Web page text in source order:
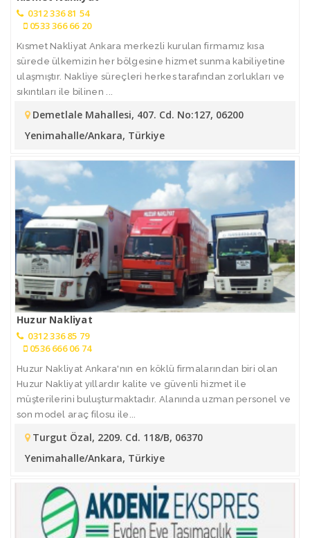
0312 336 81 54
0533 366 66 20
Kısmet Nakliyat Ankara merkezli kurulan firmamız kısa
sürede ülkemizin her bölgesine hizmet sunma kabiliyetine
ulaşmıştır. Nakliye süreçleri herkes tarafından zorlukları ve
sıkıntıları ile bilinen ...
Demetlale Mahallesi, 407. Cd. No:127, 06200
Yenimahalle/Ankara, Türkiye
Huzur Nakliyat
0312 336 85 79
0536 666 06 74
Huzur Nakliyat Ankara'nın en köklü firmalarından biri olan
Huzur Nakliyat yıllardır kalite ve güvenli hizmet ile
müşterilerini buluşturmaktadır. Alanında uzman personel ve
son model araç filosu ile...
Turgut Özal, 2209. Cd. 118/B, 06370
Yenimahalle/Ankara, Türkiye